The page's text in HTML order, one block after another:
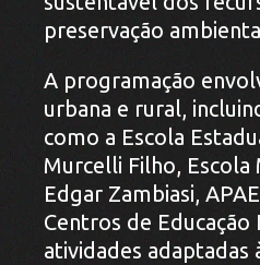
preservação
A programação
urbana e rural,
como a Escola
Murcelli Filho, Escola
Edgar Zambiasi,
Centros de
atividades adaptadas